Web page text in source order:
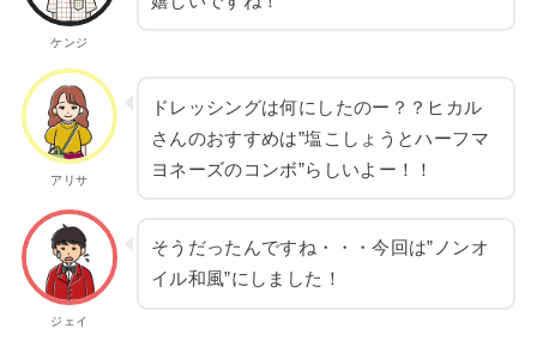
ケンジ
アリサ
ドレッシングは何にしたのー？？ヒカル
さんのおすすめは”塩こしょうとハーフマ
ヨネーズのコンボ”らしいよー！！
ジェイ
そうだったんですね・・・今回は”ノンオ
イル和風”にしました！